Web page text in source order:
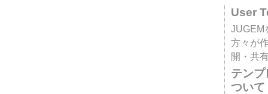
User
JUGEM
方々が
開・共
テン
ついて